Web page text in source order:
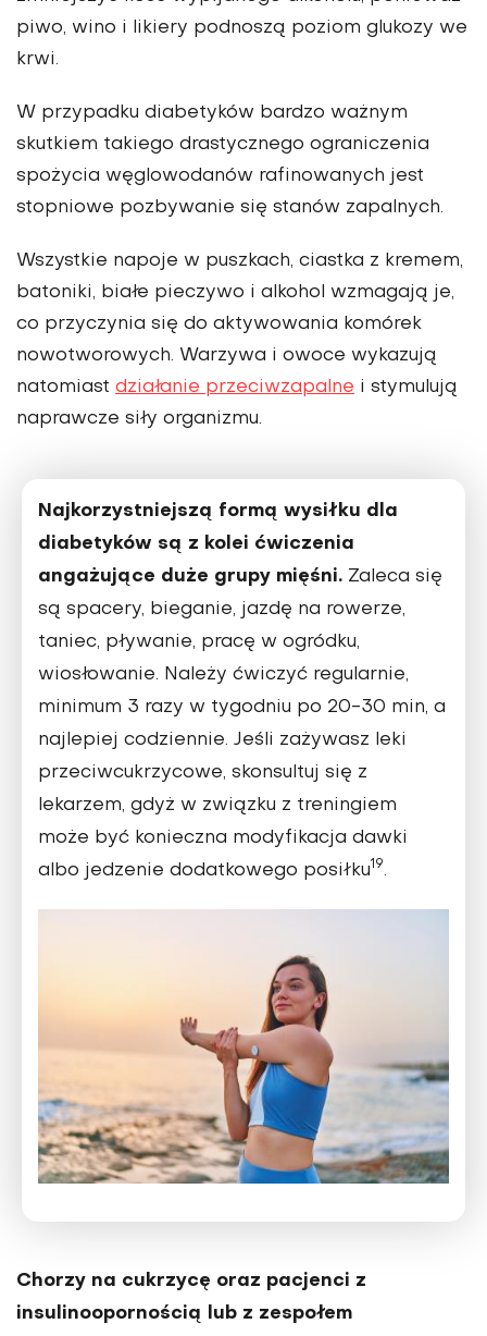
piwo, wino i likiery podno­szą poziom glukozy we
krwi.
W przypadku diabetyków bardzo ważnym
skutkiem takiego dra­stycznego ograniczenia
spożycia węglowodanów rafinowanych jest
stopniowe pozbywanie się stanów zapalnych.
Wszystkie napoje w pusz­kach, ciastka z kremem,
batoniki, białe pieczywo i alkohol wzmagają je,
co przyczynia się do aktywo­wania komórek
nowotworowych. Warzywa i owoce wykazują
nato­miast działanie przeciwzapalne i sty­mulują
naprawcze siły organizmu.
Najkorzystniejszą formą wysiłku dla
diabetyków są z kolei ćwicze­nia
angażujące duże grupy mięśni. Zaleca się
są spacery, bieganie, jazdę na rowerze,
taniec, pływanie, pracę w ogródku,
wiosłowanie. Należy ćwiczyć regularnie,
mini­mum 3 razy w tygodniu po 20-30 min, a
najlepiej codziennie. Jeśli zażywasz leki
przeciwcukrzycowe, skonsultuj się z
lekarzem, gdyż w związku z treningiem
może być konieczna modyfikacja dawki
albo jedzenie dodatkowego posiłku19.
Chorzy na cukrzycę oraz pacjenci z
insulinoopornością lub z zespołem